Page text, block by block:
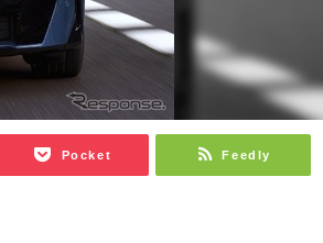
Pocket Feedly